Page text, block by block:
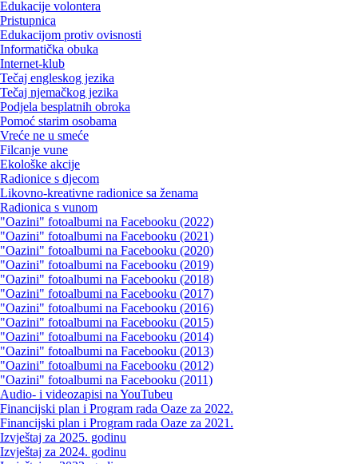
Edukacije volontera
Pristupnica
Edukacijom protiv ovisnosti
Informatička obuka
Internet-klub
Tečaj engleskog jezika
Tečaj njemačkog jezika
Podjela besplatnih obroka
Pomoć starim osobama
Vreće ne u smeće
Filcanje vune
Ekološke akcije
Radionice s djecom
Likovno-kreativne radionice sa ženama
Radionica s vunom
"Oazini" fotoalbumi na Facebooku (2022)
"Oazini" fotoalbumi na Facebooku (2021)
"Oazini" fotoalbumi na Facebooku (2020)
"Oazini" fotoalbumi na Facebooku (2019)
"Oazini" fotoalbumi na Facebooku (2018)
"Oazini" fotoalbumi na Facebooku (2017)
"Oazini" fotoalbumi na Facebooku (2016)
"Oazini" fotoalbumi na Facebooku (2015)
"Oazini" fotoalbumi na Facebooku (2014)
"Oazini" fotoalbumi na Facebooku (2013)
"Oazini" fotoalbumi na Facebooku (2012)
"Oazini" fotoalbumi na Facebooku (2011)
Audio- i videozapisi na YouTubeu
Financijski plan i Program rada Oaze za 2022.
Financijski plan i Program rada Oaze za 2021.
Izvještaj za 2025. godinu
Izvještaj za 2024. godinu